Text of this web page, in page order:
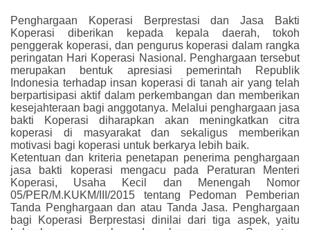
Penghargaan Koperasi Berprestasi dan Jasa Bakti
Koperasi diberikan kepada kepala daerah, tokoh
penggerak koperasi, dan pengurus koperasi dalam rangka
peringatan Hari Koperasi Nasional. Penghargaan tersebut
merupakan bentuk apresiasi pemerintah Republik
Indonesia terhadap insan koperasi di tanah air yang telah
berpartisipasi aktif dalam perkembangan dan memberikan
kesejahteraan bagi anggotanya. Melalui penghargaan jasa
bakti Koperasi diharapkan akan meningkatkan citra
koperasi di masyarakat dan sekaligus memberikan
motivasi bagi koperasi untuk berkarya lebih baik.
Ketentuan dan kriteria penetapan penerima penghargaan
jasa bakti koperasi mengacu pada Peraturan Menteri
Koperasi, Usaha Kecil dan Menengah Nomor
05/PER/M.KUKM/III/2015 tentang Pedoman Pemberian
Tanda Penghargaan dan atau Tanda Jasa. Penghargaan
bagi Koperasi Berprestasi dinilai dari tiga aspek, yaitu